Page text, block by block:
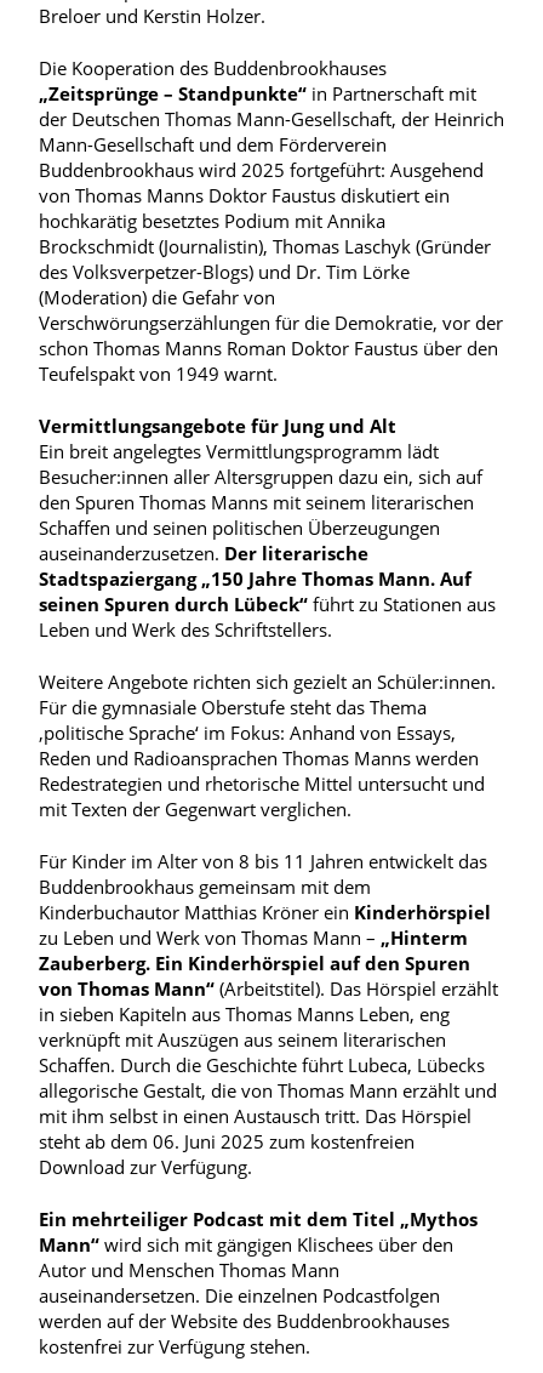
Breloer und Kerstin Holzer.
Die Kooperation des Buddenbrookhauses
„Zeitsprünge – Standpunkte“ in Partnerschaft mit
der Deutschen Thomas Mann-Gesellschaft, der Heinrich
Mann-Gesellschaft und dem Förderverein
Buddenbrookhaus wird 2025 fortgeführt: Ausgehend
von Thomas Manns Doktor Faustus diskutiert ein
hochkarätig besetztes Podium mit Annika
Brockschmidt (Journalistin), Thomas Laschyk (Gründer
des Volksverpetzer-Blogs) und Dr. Tim Lörke
(Moderation) die Gefahr von
Verschwörungserzählungen für die Demokratie, vor der
schon Thomas Manns Roman Doktor Faustus über den
Teufelspakt von 1949 warnt.
Vermittlungsangebote für Jung und Alt
Ein breit angelegtes Vermittlungsprogramm lädt
Besucher:innen aller Altersgruppen dazu ein, sich auf
den Spuren Thomas Manns mit seinem literarischen
Schaffen und seinen politischen Überzeugungen
auseinanderzusetzen. Der literarische
Stadtspaziergang „150 Jahre Thomas Mann. Auf
seinen Spuren durch Lübeck“ führt zu Stationen aus
Leben und Werk des Schriftstellers.
Weitere Angebote richten sich gezielt an Schüler:innen.
Für die gymnasiale Oberstufe steht das Thema
‚politische Sprache‘ im Fokus: Anhand von Essays,
Reden und Radioansprachen Thomas Manns werden
Redestrategien und rhetorische Mittel untersucht und
mit Texten der Gegenwart verglichen.
Für Kinder im Alter von 8 bis 11 Jahren entwickelt das
Buddenbrookhaus gemeinsam mit dem
Kinderbuchautor Matthias Kröner ein Kinderhörspiel
zu Leben und Werk von Thomas Mann – „Hinterm
Zauberberg. Ein Kinderhörspiel auf den Spuren
von Thomas Mann“ (Arbeitstitel). Das Hörspiel erzählt
in sieben Kapiteln aus Thomas Manns Leben, eng
verknüpft mit Auszügen aus seinem literarischen
Schaffen. Durch die Geschichte führt Lubeca, Lübecks
allegorische Gestalt, die von Thomas Mann erzählt und
mit ihm selbst in einen Austausch tritt. Das Hörspiel
steht ab dem 06. Juni 2025 zum kostenfreien
Download zur Verfügung.
Ein mehrteiliger Podcast mit dem Titel „Mythos
Mann“ wird sich mit gängigen Klischees über den
Autor und Menschen Thomas Mann
auseinandersetzen. Die einzelnen Podcastfolgen
werden auf der Website des Buddenbrookhauses
kostenfrei zur Verfügung stehen.